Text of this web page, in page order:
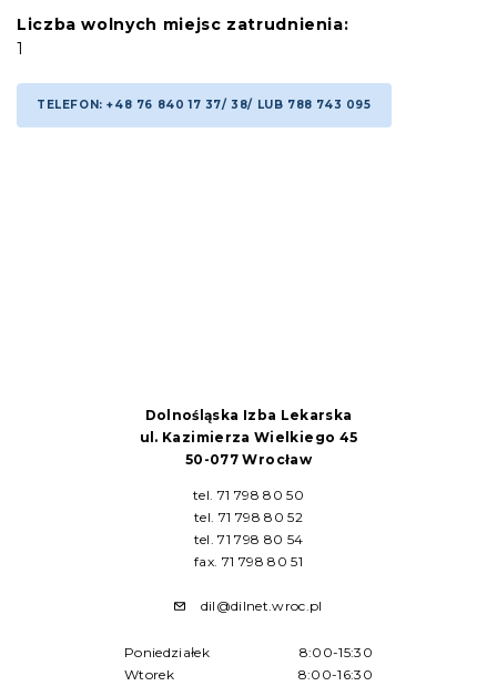
Liczba wolnych miejsc zatrudnienia:
1
TELEFON: +48 76 840 17 37/ 38/ LUB 788 743 095
Dolnośląska Izba Lekarska
ul. Kazimierza Wielkiego 45
50-077 Wrocław
tel. 71 798 80 50
tel. 71 798 80 52
tel. 71 798 80 54
fax. 71 798 80 51
dil@dilnet.wroc.pl
Poniedziałek
8:00-15:30
Wtorek
8:00-16:30